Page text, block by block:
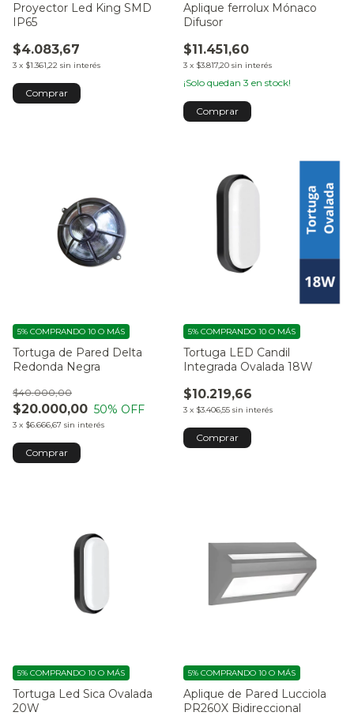
Proyector Led King SMD
IP65
$4.083,67
3 x $1.361,22 sin interés
Comprar
Aplique ferrolux Mónaco
Difusor
$11.451,60
3 x $3.817,20 sin interés
¡Solo quedan 3 en stock!
Tortuga de Pared Delta
Redonda Negra
$20.000,00
$40.000,00
50% OFF
3 x $6.666,67 sin interés
5% COMPRANDO 10 O MÁS
Tortuga LED Candil
Integrada Ovalada 18W
$10.219,66
3 x $3.406,55 sin interés
5% COMPRANDO 10 O MÁS
Tortuga Led Sica Ovalada
20W
5% COMPRANDO 10 O MÁS
Aplique de Pared Lucciola
PR260X Bidireccional
5% COMPRANDO 10 O MÁS